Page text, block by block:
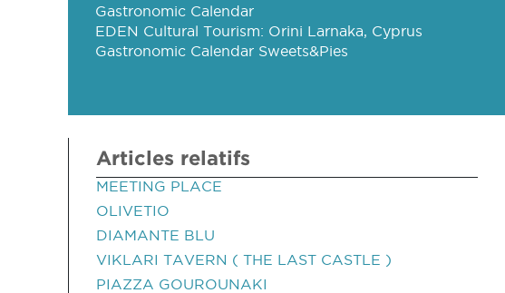
Gastronomic Calendar
EDEN Cultural Tourism: Orini Larnaka, Cyprus
Gastronomic Calendar Sweets&Pies
Articles relatifs
MEETING PLACE
OLIVETIO
DIAMANTE BLU
VIKLARI TAVERN ( THE LAST CASTLE )
PIAZZA GOUROUNAKI